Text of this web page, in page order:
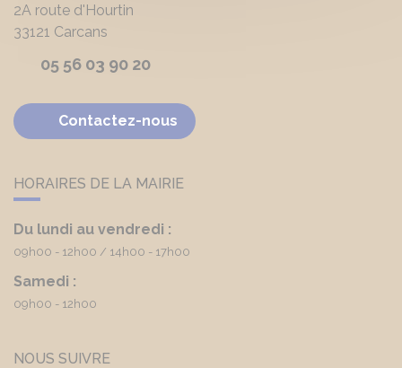
2A route d'Hourtin
33121 Carcans
05 56 03 90 20
Contactez-nous
HORAIRES DE LA MAIRIE
Du lundi au vendredi :
09h00 - 12h00 14h00 - 17h00
Samedi :
09h00 - 12h00
NOUS SUIVRE